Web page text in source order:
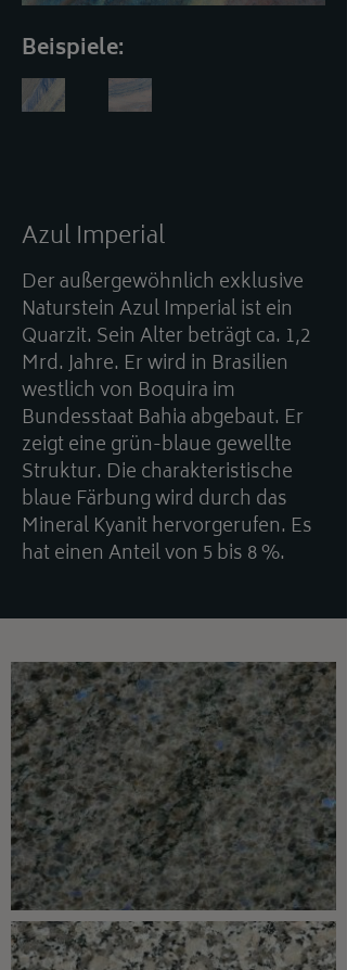
Beispiele:
Azul Imperial
Der außergewöhnlich exklusive
Naturstein Azul Imperial ist ein
Quarzit. Sein Alter beträgt ca. 1,2
Mrd. Jahre. Er wird in Brasilien
westlich von Boquira im
Bundesstaat Bahia abgebaut. Er
zeigt eine grün-blaue gewellte
Struktur. Die charakteristische
blaue Färbung wird durch das
Mineral Kyanit hervorgerufen. Es
hat einen Anteil von 5 bis 8 %.